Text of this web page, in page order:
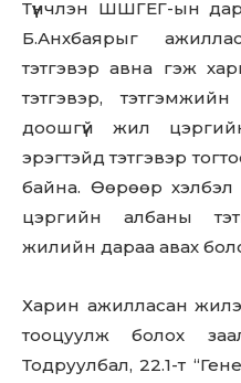
Sing
Түүнчлэн ШШГЕГ-ын
Б.Анхбаярыг
тэтгэвэр авна гэж
тэтгэвэр,
доошгүй жил
эрэгтэйд тэтгэвэр
байна. Өөрөөр
цэргийн албаны
жилийн дараа авах
Харин ажилласан
тооцуулж болох
Тодруулбал, 22.1-т